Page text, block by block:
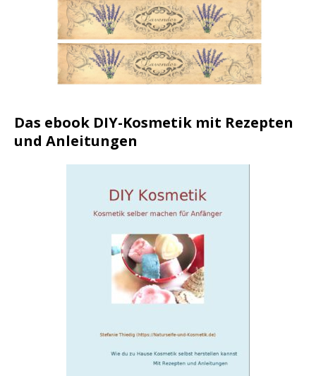
Das ebook DIY-Kosmetik mit Rezepten
und Anleitungen